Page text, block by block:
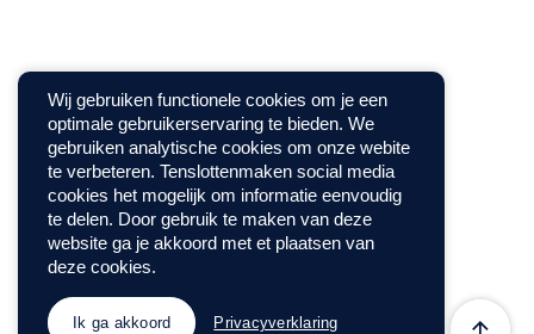
Wij gebruiken functionele cookies om je een
optimale gebruikerservaring te bieden. We
gebruiken analytische cookies om onze webite
te verbeteren. Tenslottenmaken social media
cookies het mogelijk om informatie eenvoudig
te delen. Door gebruik te maken van deze
website ga je akkoord met et plaatsen van
deze cookies.
Ik ga akkoord Privacyverklaring